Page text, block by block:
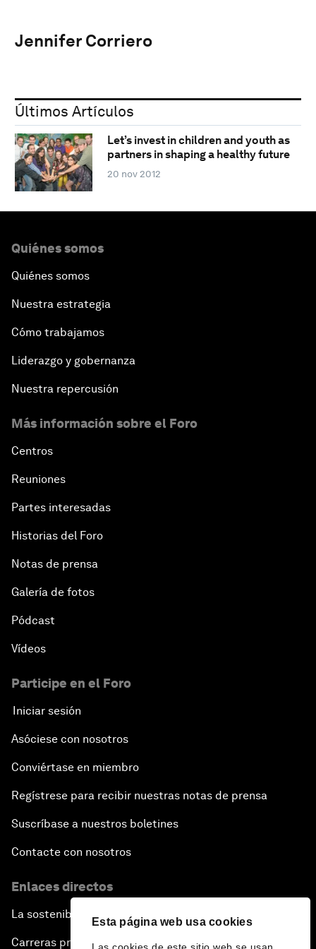
Esta página web usa cookies
Jennifer Corriero
Últimos Artículos
Let’s invest in children and youth as
partners in shaping a healthy future
20 nov 2012
Quiénes somos
Quiénes somos
Nuestra estrategia
Cómo trabajamos
Liderazgo y gobernanza
Nuestra repercusión
Más información sobre el Foro
Centros
Reuniones
Partes interesadas
Historias del Foro
Notas de prensa
Galería de fotos
Pódcast
Vídeos
Participe en el Foro
Iniciar sesión
Asóciese con nosotros
Conviértase en miembro
Regístrese para recibir nuestras notas de prensa
Suscríbase a nuestros boletines
Contacte con nosotros
Enlaces directos
La sostenibilidad en el Foro
Carreras profesionales